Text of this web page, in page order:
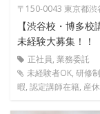
〒150-0043 東京都渋
【渋谷校・博多
未経験大募集！！
正社員, 業務委託
未経験者OK, 研修
暇, 認定講師在籍, 産